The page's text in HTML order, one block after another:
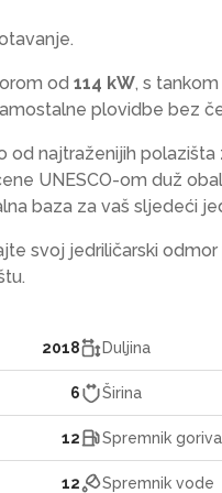
od 114 kW, s
plovidbe bez
od najtraženijih polazišta
UNESCO-om duž
baza za vaš sljedeći
svoj jedriličarski odmor
2018
6
12
12
Duljina
Širina
Spremnik goriva
Spremnik vode